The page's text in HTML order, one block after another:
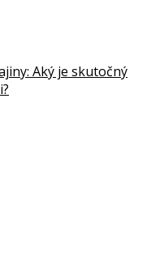
Aký je skutočný